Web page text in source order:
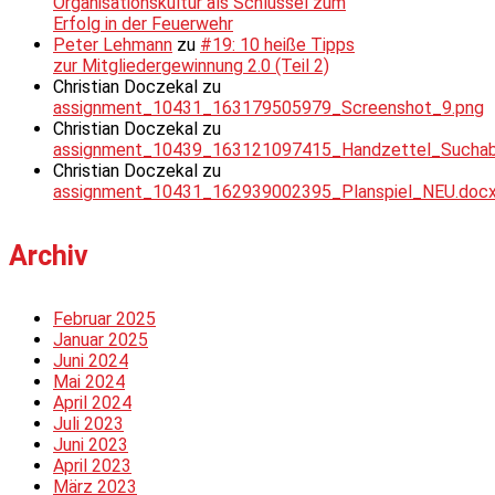
Erfolg in der Feuerwehr
Peter Lehmann zu #19: 10 heiße Tipps
zur Mitgliedergewinnung 2.0 (Teil 2)
Christian Doczekal zu
assignment_10431_163179505979_Screenshot_9.png
Christian Doczekal zu
Christian Doczekal zu
Archiv
Februar 2025
Januar 2025
Juni 2024
Mai 2024
April 2024
Juli 2023
Juni 2023
April 2023
März 2023